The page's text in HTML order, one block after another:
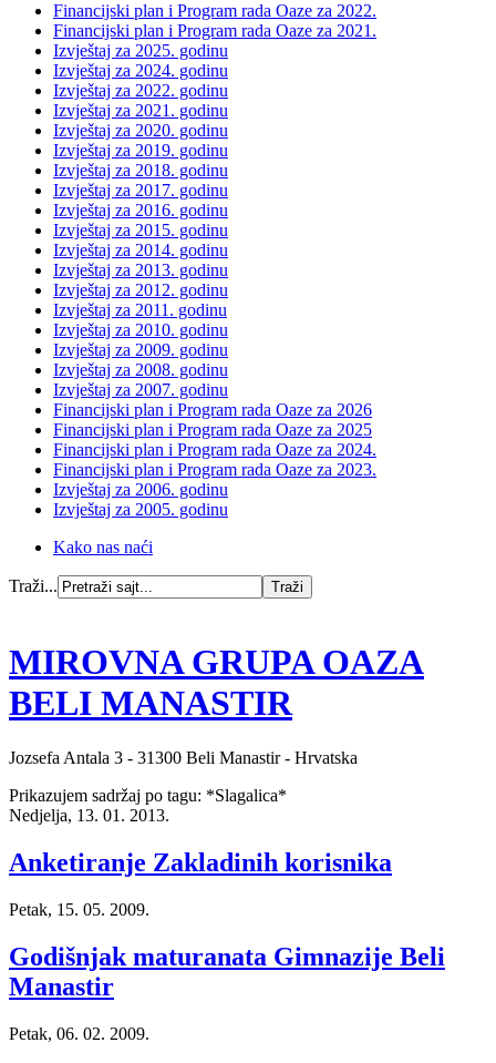
Financijski plan i Program rada Oaze za 2022.
Financijski plan i Program rada Oaze za 2021.
Izvještaj za 2025. godinu
Izvještaj za 2024. godinu
Izvještaj za 2022. godinu
Izvještaj za 2021. godinu
Izvještaj za 2020. godinu
Izvještaj za 2019. godinu
Izvještaj za 2018. godinu
Izvještaj za 2017. godinu
Izvještaj za 2016. godinu
Izvještaj za 2015. godinu
Izvještaj za 2014. godinu
Izvještaj za 2013. godinu
Izvještaj za 2012. godinu
Izvještaj za 2011. godinu
Izvještaj za 2010. godinu
Izvještaj za 2009. godinu
Izvještaj za 2008. godinu
Izvještaj za 2007. godinu
Financijski plan i Program rada Oaze za 2026
Financijski plan i Program rada Oaze za 2025
Financijski plan i Program rada Oaze za 2024.
Financijski plan i Program rada Oaze za 2023.
Izvještaj za 2006. godinu
Izvještaj za 2005. godinu
Kako nas naći
Traži...
MIROVNA GRUPA OAZA
BELI MANASTIR
Jozsefa Antala 3 - 31300 Beli Manastir - Hrvatska
Prikazujem sadržaj po tagu: *Slagalica*
Nedjelja, 13. 01. 2013.
Anketiranje Zakladinih korisnika
Petak, 15. 05. 2009.
Godišnjak maturanata Gimnazije Beli
Manastir
Petak, 06. 02. 2009.